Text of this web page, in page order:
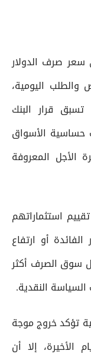
سعر صرف الدولار
والطلب اليومية،
قرار البنك
حساسية الأسواق
الأجل المعروفة
استثماراتهم
أو ارتفاع
سوق الصرف أكثر
النقدية.
تؤكد خروج موجة
الأخيرة، إلا أن